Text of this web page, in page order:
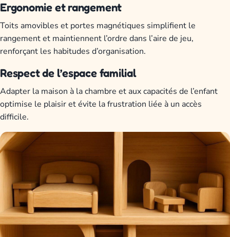
Ergonomie et rangement
Toits amovibles et portes magnétiques simplifient le
rangement et maintiennent l’ordre dans l’aire de jeu,
renforçant les habitudes d’organisation.
Respect de l’espace familial
Adapter la maison à la chambre et aux capacités de l’enfant
optimise le plaisir et évite la frustration liée à un accès
difficile.